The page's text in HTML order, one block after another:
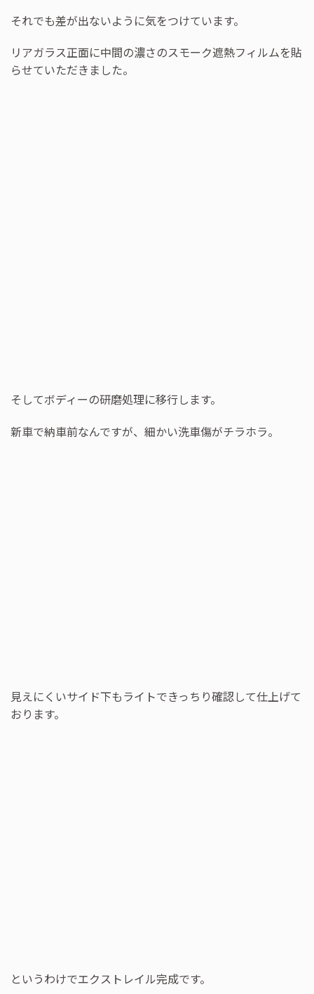
それでも差が出ないように気をつけています。
リアガラス正面に中間の濃さのスモーク遮熱フィルムを貼
らせていただきました。
そしてボディーの研磨処理に移行します。
新車で納車前なんですが、細かい洗車傷がチラホラ。
見えにくいサイド下もライトできっちり確認して仕上げて
おります。
というわけでエクストレイル完成です。